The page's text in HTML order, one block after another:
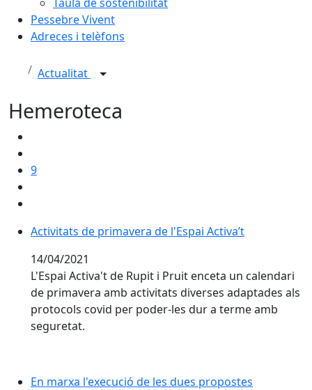
Pessebre Vivent
Adreces i telèfons
Actualitat
Hemeroteca
9
Activitats de primavera de l'Espai Activa’t
Activitats de primavera de l'Espai Activa’t
14/04/2021
L'Espai Activa't de Rupit i Pruit enceta un calendari
de primavera amb activitats diverses adaptades als
protocols covid per poder-les dur a terme amb
seguretat.
En marxa l'execució de les dues propostes
En marxa l'execució de les dues propostes